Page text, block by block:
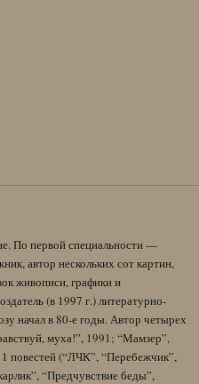
По первой специальности —
автор нескольких сот картин,
живописи, графики и
(в 1997 г.) литературно-
начал в 80-е годы. Автор четырех
муха!”, 1991; “Мамзер”,
повестей (“ЛЧК”, “Перебежчик”,
“Предчувствие беды”,